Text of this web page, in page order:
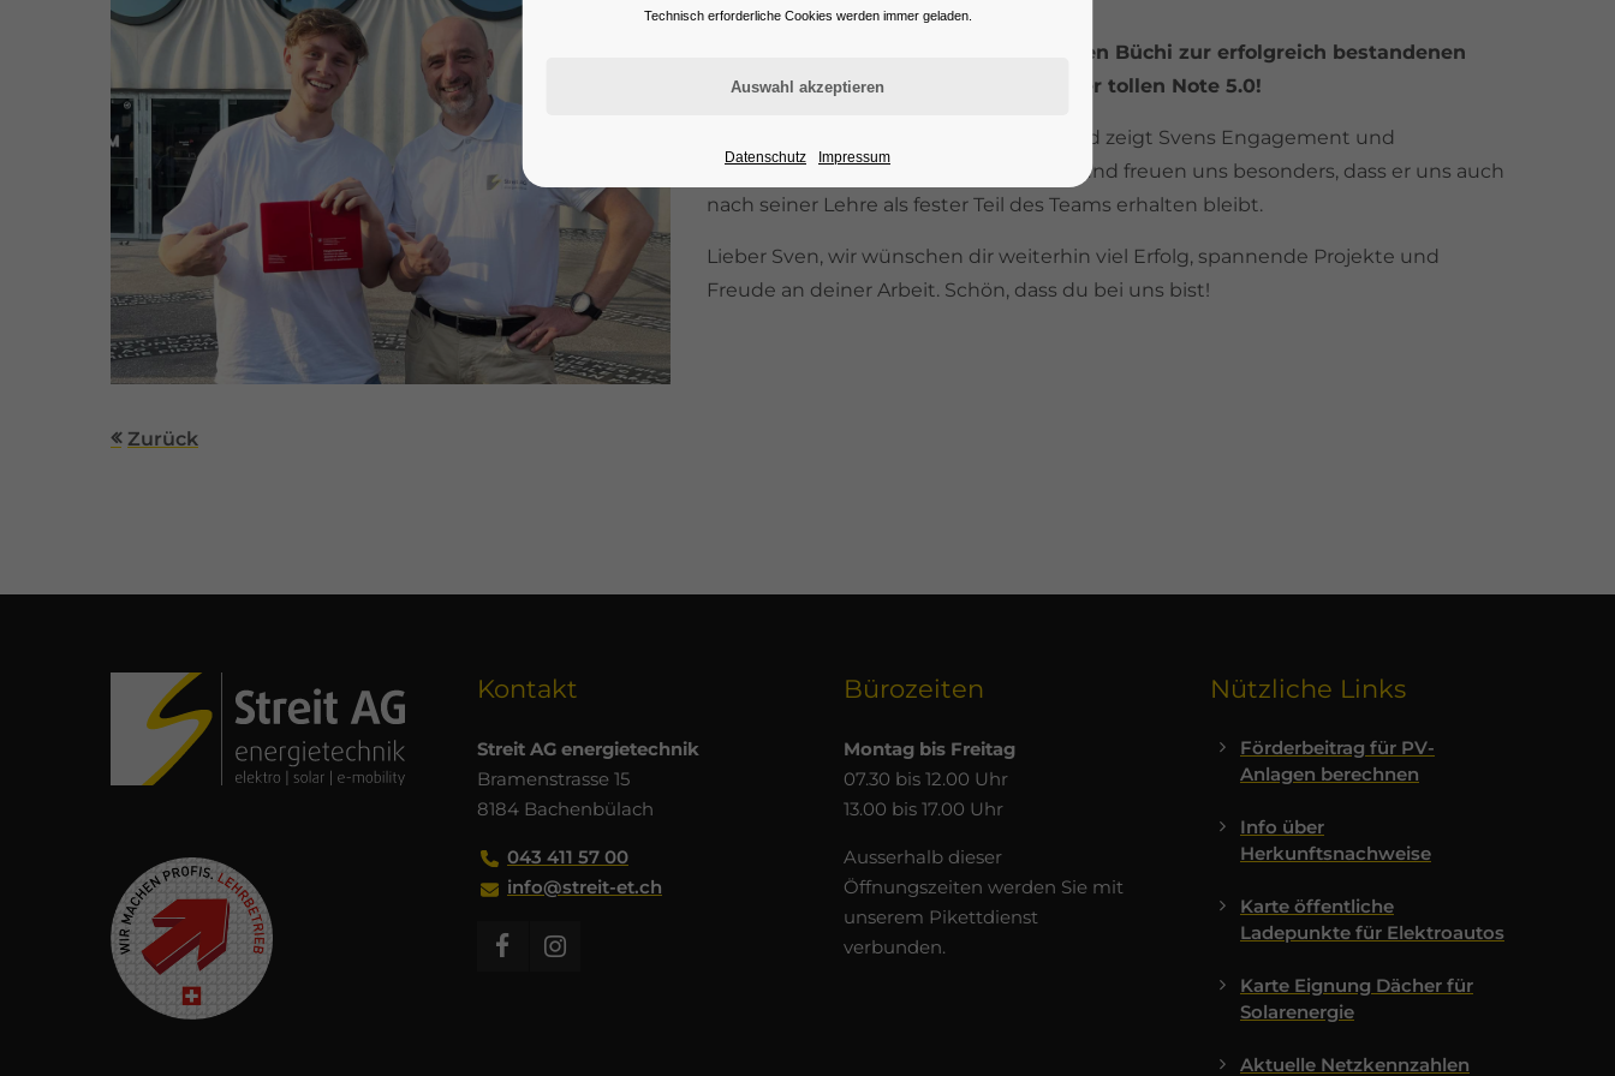
Mit grosser Freude gratulieren wir Sven Büchi zur erfolgreich bestandenen
Lehrabschlussprüfung und das mit der tollen Note 5.0!
Diese Leistung verdient grosses Lob und zeigt Svens Engagement und
Fachkompetenz. Wir sind stolz auf ihn und freuen uns besonders, dass er uns auch
nach seiner Lehre als fester Teil des Teams erhalten bleibt.
Lieber Sven, wir wünschen dir weiterhin viel Erfolg, spannende Projekte und
Freude an deiner Arbeit. Schön, dass du bei uns bist!
Zurück
Kontakt
Streit AG energietechnik
Bramenstrasse 15
8184 Bachenbülach
043 411 57 00
info@streit-et.ch
Bürozeiten
Montag bis Freitag
07.30 bis 12.00 Uhr
13.00 bis 17.00 Uhr
Ausserhalb dieser
Öffnungszeiten werden Sie mit
unserem Pikettdienst
verbunden.
Nützliche Links
Förderbeitrag für PV-
Anlagen berechnen
Info über
Herkunftsnachweise
Karte öffentliche
Ladepunkte für Elektroautos
Karte Eignung Dächer für
Solarenergie
Aktuelle Netzkennzahlen
Technisch erforderliche Cookies werden immer geladen.
Datenschutz Impressum